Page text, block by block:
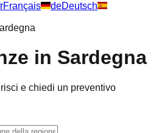
Français deDeutsch
in Sardegna
e chiedi un preventivo